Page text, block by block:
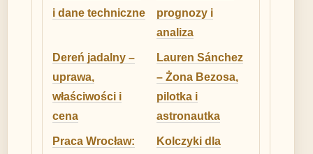
i dane techniczne
prognozy i
analiza
Dereń jadalny –
uprawa,
właściwości i
cena
Lauren Sánchez
– Żona Bezosa,
pilotka i
astronautka
Praca Wrocław:
Kolczyki dla